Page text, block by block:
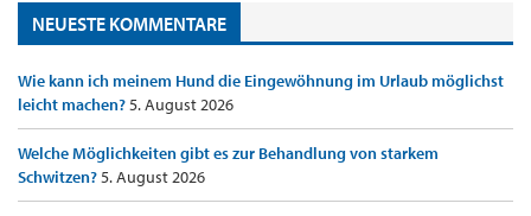
NEUESTE KOMMENTARE
Wie kann ich meinem Hund die Eingewöhnung im Urlaub möglichst
leicht machen?5. August 2026
Welche Möglichkeiten gibt es zur Behandlung von starkem
Schwitzen?5. August 2026